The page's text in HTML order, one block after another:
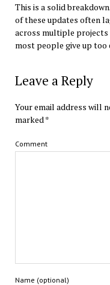
This is a solid
of these updates often
across multiple projects
most people give up too
Leave a Reply
Your email address will
marked*
Comment
Name (optional)